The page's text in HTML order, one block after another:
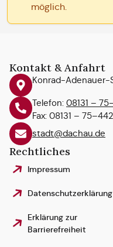
möglich.
Kontakt & Anfahrt
Konrad-Adenauer-
Telefon: 08131 –
Fax: 08131 –
stadt@dachau.de
Rechtliches
Impressum
Datenschutzerklärung
Erklärung zur
Barrierefreiheit